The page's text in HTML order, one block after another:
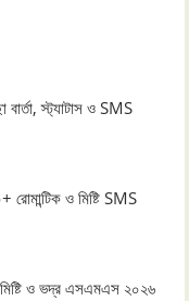
বার্তা, স্ট্যাটাস ও SMS
রোমান্টিক ও মিষ্টি SMS
ও ভদ্র এসএমএস ২০২৬